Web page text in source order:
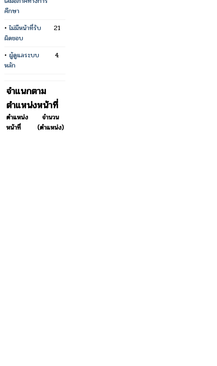
ศึกษา
•ไม่มีหน้าที่รับ
ผิดชอบ
21
• ผู้ดูแลระบบ
หลัก
4
จำแนกตาม
ตำแหน่งหน้าที่
ตำแหน่ง
หน้าที่
จำนวน
(ตำแหน่ง)